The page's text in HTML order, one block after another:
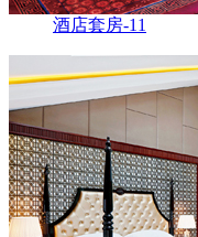
酒店套房-11